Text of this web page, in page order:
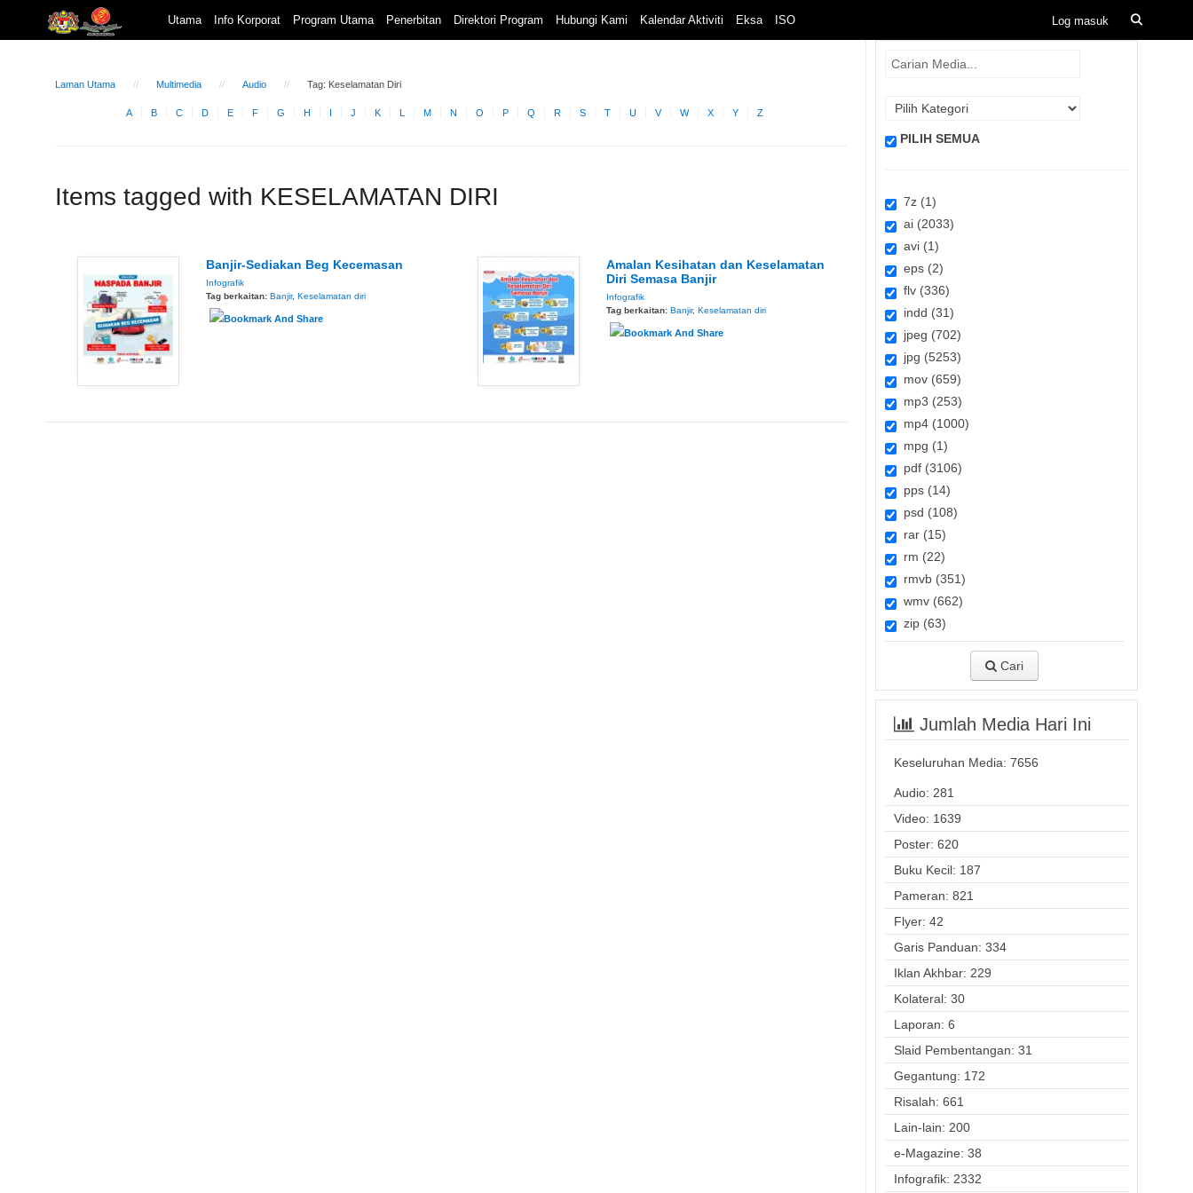
Utama Info Korporat Program Utama Penerbitan Direktori Program Hubungi Kami Kalendar Aktiviti Eksa ISO
Laman Utama Multimedia Audio Tag: Keselamatan Diri
A B C D E F G H I J K L M N O P Q R S T U V W X Y Z
Items tagged with KESELAMATAN DIRI
Banjir-Sediakan Beg Kecemasan
Infografik
Tag berkaitan: Banjir, Keselamatan diri
Amalan Kesihatan dan Keselamatan
Diri Semasa Banjir
Infografik
Tag berkaitan:Banjir,Keselamatan diri
PILIH SEMUA
7z (1)
ai (2033)
avi (1)
eps (2)
flv (336)
indd (31)
jpeg (702)
jpg (5253)
mov (659)
mp3 (253)
mp4 (1000)
mpg (1)
pdf (3106)
pps (14)
psd (108)
rar (15)
rm (22)
rmvb (351)
wmv (662)
zip (63)
Cari
Jumlah Media Hari Ini
Keseluruhan Media: 7656
Audio: 281
Video: 1639
Poster: 620
Buku Kecil: 187
Pameran: 821
Flyer: 42
Garis Panduan: 334
Iklan Akhbar: 229
Kolateral: 30
Laporan: 6
Slaid Pembentangan: 31
Gegantung: 172
Risalah: 661
Lain-lain: 200
e-Magazine: 38
Infografik: 2332